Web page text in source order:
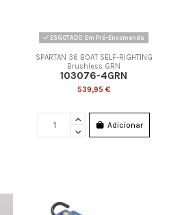
ESGOTADO: Em Pré-Encomenda
SPARTAN 36 BOAT SELF-RIGHTING
Brushless GRN
103076-4GRN
539,95 €
Adicionar